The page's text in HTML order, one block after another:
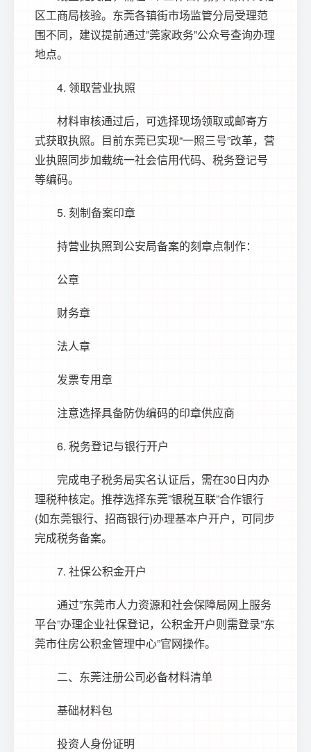
区工商局核验。东莞各镇街市场监管分局受理范
围不同，建议提前通过”莞家政务”公众号查询办理
地点。
4. 领取营业执照
材料审核通过后，可选择现场领取或邮寄方
式获取执照。目前东莞已实现“一照三号”改革，营
业执照同步加载统一社会信用代码、税务登记号
等编码。
5. 刻制备案印章
持营业执照到公安局备案的刻章点制作：
公章
财务章
法人章
发票专用章
注意选择具备防伪编码的印章供应商
6. 税务登记与银行开户
完成电子税务局实名认证后，需在30日内办
理税种核定。推荐选择东莞”银税互联”合作银行
(如东莞银行、招商银行)办理基本户开户，可同步
完成税务备案。
7. 社保公积金开户
通过”东莞市人力资源和社会保障局网上服务
平台”办理企业社保登记，公积金开户则需登录”东
莞市住房公积金管理中心”官网操作。
二、 东莞注册公司必备材料清单
基础材料包
投资人身份证明